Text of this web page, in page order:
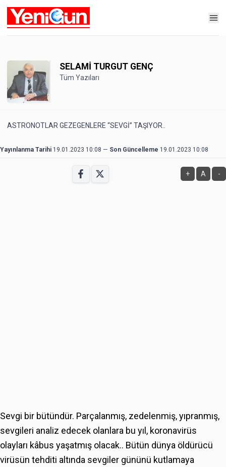
SELAMİ TURGUT GENÇ
Tüm Yazıları
ASTRONOTLAR GEZEGENLERE “SEVGİ” TAŞIYOR..
Yayınlanma Tarihi 19.01.2023 10:08 — Son Güncelleme 19.01.2023 10:08
+ A -
Sevgi bir bütündür. Parçalanmış, zedelenmiş, yıpranmış,
sevgileri analiz edecek olanlara bu yıl, koronavirüs
olayları kâbus yaşatmış olacak.. Bütün dünya öldürücü
virüsün tehditi altında sevgiler gününü kutlamaya